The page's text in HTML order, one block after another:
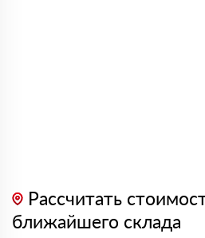
Рассчитать
ближайшего склада